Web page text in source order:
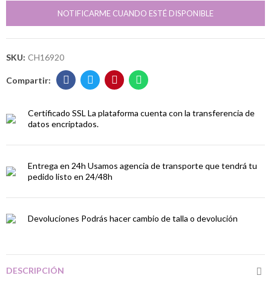
NOTIFICARME CUANDO ESTÉ DISPONIBLE
SKU: CH16920
Certificado SSL La plataforma cuenta con la transferencia de
datos encriptados.
Entrega en 24h Usamos agencia de transporte que tendrá tu
pedido listo en 24/48h
Devoluciones Podrás hacer cambio de talla o devolución
DESCRIPCIÓN